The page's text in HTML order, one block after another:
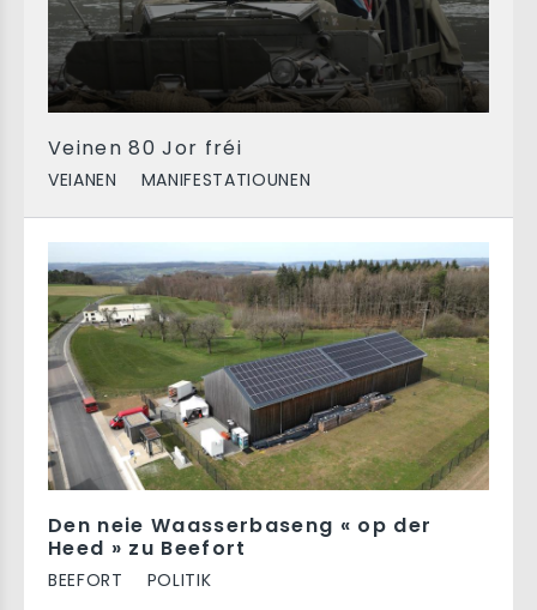
Veinen 80 Jor fréi
VEIANEN MANIFESTATIOUNEN
Den neie Waasserbaseng « op der
Heed » zu Beefort
BEEFORT POLITIK